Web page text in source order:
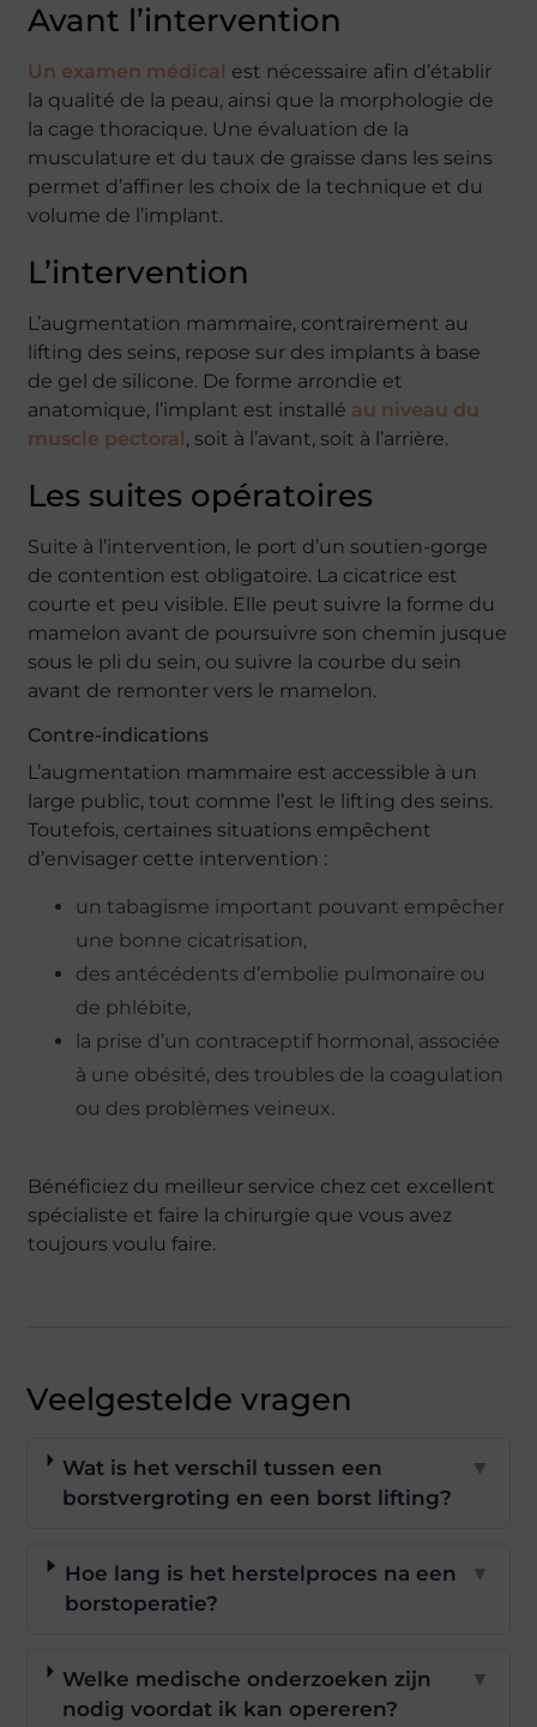
Avant l’intervention
Un examen médical est nécessaire afin d’établir
la qualité de la peau, ainsi que la morphologie de
la cage thoracique. Une évaluation de la
musculature et du taux de graisse dans les seins
permet d’affiner les choix de la technique et du
volume de l’implant.
L’intervention
L’augmentation mammaire, contrairement au
lifting des seins, repose sur des implants à base
de gel de silicone. De forme arrondie et
anatomique, l’implant est installé au niveau du
muscle pectoral, soit à l’avant, soit à l’arrière.
Les suites opératoires
Suite à l’intervention, le port d’un soutien-gorge
de contention est obligatoire. La cicatrice est
courte et peu visible. Elle peut suivre la forme du
mamelon avant de poursuivre son chemin jusque
sous le pli du sein, ou suivre la courbe du sein
avant de remonter vers le mamelon.
Contre-indications
L’augmentation mammaire est accessible à un
large public, tout comme l’est le lifting des seins.
Toutefois, certaines situations empêchent
d’envisager cette intervention :
un tabagisme important pouvant empêcher
une bonne cicatrisation,
des antécédents d’embolie pulmonaire ou
de phlébite,
la prise d’un contraceptif hormonal, associée
à une obésité, des troubles de la coagulation
ou des problèmes veineux.
Bénéficiez du meilleur service chez cet excellent
spécialiste et faire la chirurgie que vous avez
toujours voulu faire.
Veelgestelde vragen
Wat is het verschil tussen een
borstvergroting en een borst lifting?
▼
Hoe lang is het herstelproces na een
borstoperatie?
▼
Welke medische onderzoeken zijn
nodig voordat ik kan opereren?
▼